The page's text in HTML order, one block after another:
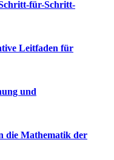
für-Schritt-
Leitfaden für
und
die Mathematik der